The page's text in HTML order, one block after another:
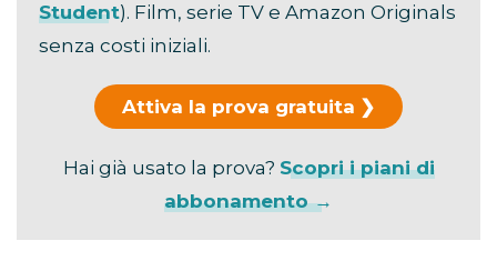
Student). Film, serie TV e Amazon Originals
senza costi iniziali.
Attiva la prova gratuita
Hai già usato la prova? Scopri i piani di
abbonamento →